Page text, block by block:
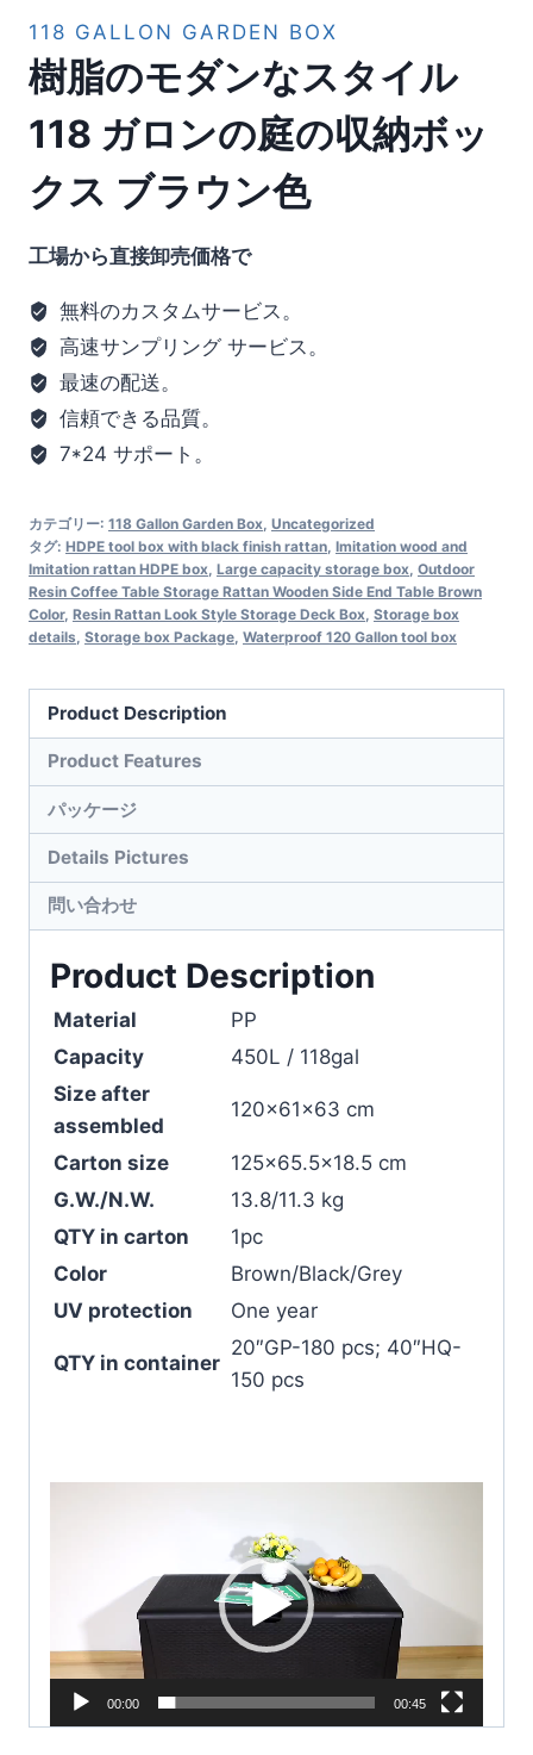
118 GALLON GARDEN BOX
樹脂のモダンなスタイル
118 ガロンの庭の収納ボッ
クス ブラウン色
工場から直接卸売価格で
無料のカスタムサービス。
高速サンプリング サービス。
最速の配送。
信頼できる品質。
7*24 サポート。
カテゴリー: 118 Gallon Garden Box, Uncategorized
タグ: HDPE tool box with black finish rattan, Imitation wood and
Imitation rattan HDPE box, Large capacity storage box, Outdoor
Resin Coffee Table Storage Rattan Wooden Side End Table Brown
Color, Resin Rattan Look Style Storage Deck Box, Storage box
details, Storage box Package, Waterproof 120 Gallon tool box
Product Description
Product Features
パッケージ
Details Pictures
問い合わせ
Product Description
Material
PP
Capacity
450L / 118gal
Size after
assembled
120×61×63 cm
Carton size
125×65.5×18.5 cm
G.W./N.W.
13.8/11.3 kg
QTY in carton
1pc
Color
Brown/Black/Grey
UV protection
One year
QTY in container
20″GP-180 pcs; 40″HQ-
150 pcs
ヤ
00:00 00:45